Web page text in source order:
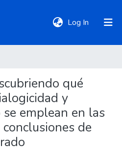
Log In (current)
qué
y
emplean en las
de